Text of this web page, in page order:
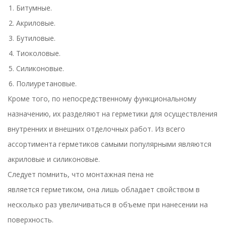
Битумные.
Акриловые.
Бутиловые.
Тиоколовые.
Силиконовые.
Полиуретановые.
Кроме того, по непосредственному функциональному
назначению, их разделяют на герметики для осуществления
внутренних и внешних отделочных работ. Из всего
ассортимента герметиков самыми популярными являются
акриловые и силиконовые.
Следует помнить, что монтажная пена не
является герметиком, она лишь обладает свойством в
несколько раз увеличиваться в объеме при нанесении на
поверхность.